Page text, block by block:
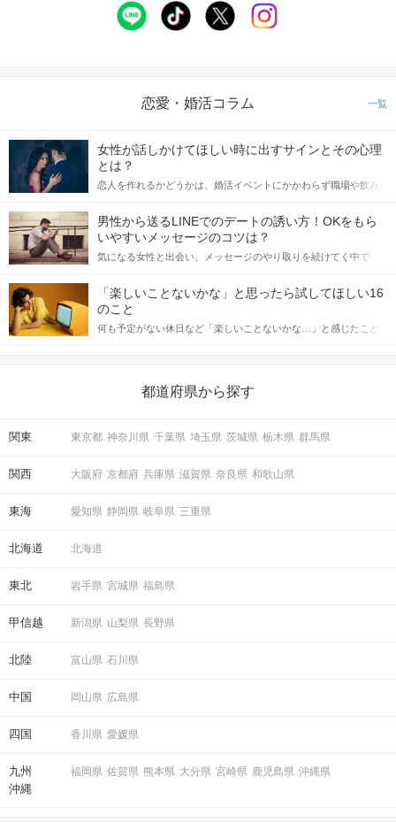
恋愛・婚活コラム 一覧
女性が話しかけてほしい時に出すサインとその心理
とは？
恋人を作れるかどうかは、婚活イベントにかかわらず職場や飲み
てアプローチできるかにも左右されます。 これから恋人作りを本
格的に始めようとしている方は、女性が異性を求めて出すサイン
をしっかりと理解し、正しい行動に移せるかどうかが重要。 この
記事では、女性が話しかけて欲しい時に出すサインとその心理を
合にどのような行動に繋げるべきかをご紹介していきます。
男性から送るLINEでのデートの誘い方！OKをもら
いやすいメッセージのコツは？
気になる女性と出会い、メッセージのやり取りを続けてく中で
しかし、中には「どう誘ったらいいの？」とお困りの男性もいら
っしゃるのではないでしょうか。 そこで今回は、男性から女性へ
送るLINEでのデートの誘い方のコツをご紹介します。例文も混じ
えながら解説するので、ぜひ参考にしてください。
「楽しいことないかな」と思ったら試してほしい16
のこと
何も予定がない休日など「楽しいことないかな…」と感じたこと
の楽しいことアイデアを集めました♪ いままさに楽しいことを探し
都道府県から探す
関東 東京都 神奈川県 千葉県 埼玉県 茨城県 栃木県 群馬県
関西 大阪府 京都府 兵庫県 滋賀県 奈良県 和歌山県
東海 愛知県 静岡県 岐阜県 三重県
北海道 北海道
東北 岩手県 宮城県 福島県
甲信越 新潟県 山梨県 長野県
北陸 富山県 石川県
中国 岡山県 広島県
四国 香川県 愛媛県
九州
沖縄
福岡県 佐賀県 熊本県 大分県 宮崎県 鹿児島県 沖縄県